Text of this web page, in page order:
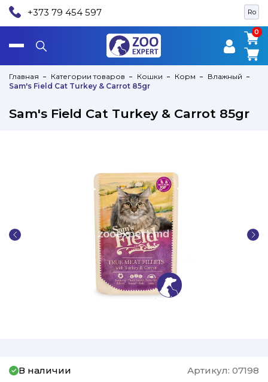
Ro
+373 79 454 597
0
0
Главная Категории товаров Кошки Корм
Влажный
Sam's Field Cat Turkey & Carrot 85gr
Sam's Field Cat Turkey & Carrot 85gr
В наличии Артикул: 07198